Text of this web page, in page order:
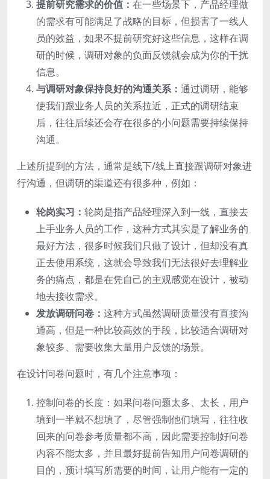
提前研究需求的价值： 在一些场景下，产品经理做
的需求有可能满足了战略的目标，但损害了一线人
员的效益，如果不提前研究好这些信息，这样在调
研的时候，调研对象的负面反馈就会成为你的干扰
信息。
与调研对象保持良好的沟通关系： 通过调研，能够
使我们跟业务人员的关系拉近，正式的调研结束
后，往往后续还会存在很多的小问题需要持续保持
沟通。
上述所提到的方法，通常是线下/线上直接跟调研对象进
行沟通，但调研的渠道还有很多种，例如：
轮岗实习： 轮岗是指产品经理深入到一线，直接去
上手业务人员的工作，这种方式其实是了解业务的
最好方法，很多时候我们只做了设计，但却没有真
正去使用系统，这就会导致我们无法很好去理解业
务的痛点，都是在凭自己的主观感觉在设计，被动
地去接收需求。
发放调研问卷： 这种方式虽然调研质量没有直接沟
通高，但是一种比较高效的手段，比较适合调研对
象较多、需要收集大量用户反馈的场景。
在设计问卷问题时，有几个注意事项：
控制问卷的长度：如果问卷问题太多、太长，用户
填到一半就不想填了，尽管强制他们填写，往往收
回来的问卷参考质量都不高，因此需要控制好问卷
内容不能太多，并且最好提前告知用户问卷调研的
目的，预计填写所需要的时间，让用户能有一定的